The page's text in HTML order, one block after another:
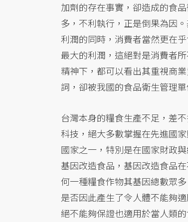
加劑的存在事實，卻造成的食
多，不利執行，正是倒果為因
利潤的同時，消費者當然更在
最大的利潤，這絕對是消費者
精神下，都可以看出其重視商
詞，卻被我國的食品衛生管理
台灣本身的糧食生產不足，差
科技，絕大多數掌握在先進國
國家之一，特別是在國家財政
基因改造食品，基因改造食品
何一種糧食作物其基因總數眾
是否因此產生了令人體不能夠
絕不能夠保證也適用於當人類